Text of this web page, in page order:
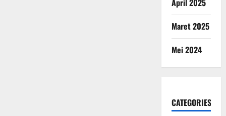
April 2025
Maret 2025
Mei 2024
CATEGORIES